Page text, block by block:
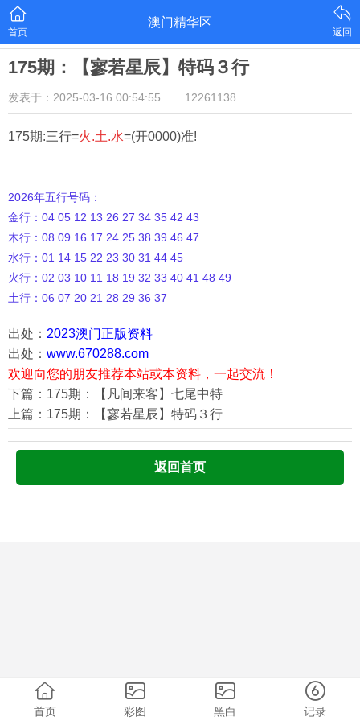
首页
澳门精华区
返回
175期：【寥若星辰】特码３行
发表于：2025-03-16 00:54:55 12261138
175期:三行=火.土.水=(开0000)准!
2026年五行号码：
金行：04 05 12 13 26 27 34 35 42 43
木行：08 09 16 17 24 25 38 39 46 47
水行：01 14 15 22 23 30 31 44 45
火行：02 03 10 11 18 19 32 33 40 41 48 49
土行：06 07 20 21 28 29 36 37
出处： 2023澳门正版资料
出处： www.670288.com
欢迎向您的朋友推荐本站或本资料，一起交流！
下篇：175期：【凡间来客】七尾中特
上篇：175期：【寥若星辰】特码３行
返回首页
首页 彩图 黑白 记录